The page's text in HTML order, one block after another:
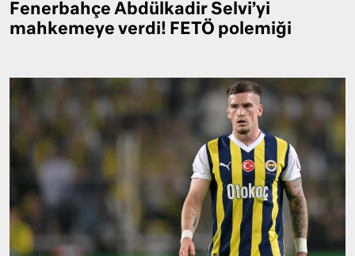
Fenerbahçe Abdülkadir Selvi’yi
mahkemeye verdi! FETÖ polemiği